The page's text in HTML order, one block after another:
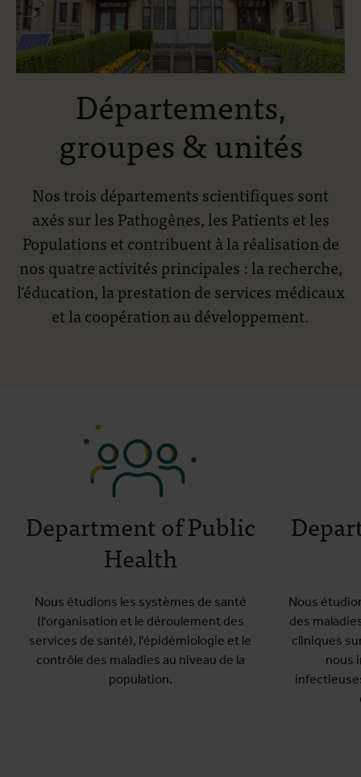
Départements,
groupes & unités
Nos trois départements scientifiques sont
axés sur les Pathogènes, les Patients et les
Populations et contribuent à la réalisation de
nos quatre activités principales : la recherche,
l'éducation, la prestation de services médicaux
et la coopération au développement.
Department of Public
Health
Nous étudions les systèmes de santé
(l'organisation et le déroulement des
services de santé), l'épidémiologie et le
contrôle des maladies au niveau de la
population.
Nous
des
cliniques
nous